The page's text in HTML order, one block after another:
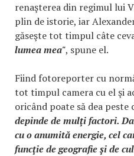
renaşterea din regimul lui
plin de istorie, iar
găseşte tot timpul câte
lumea mea", spune el.
Fiind fotoreporter cu
tot timpul camera cu el şi
oricând poate să dea peste
depinde de mulţi factori.
cu o anumită energie, cel
funcţie de geografie şi de